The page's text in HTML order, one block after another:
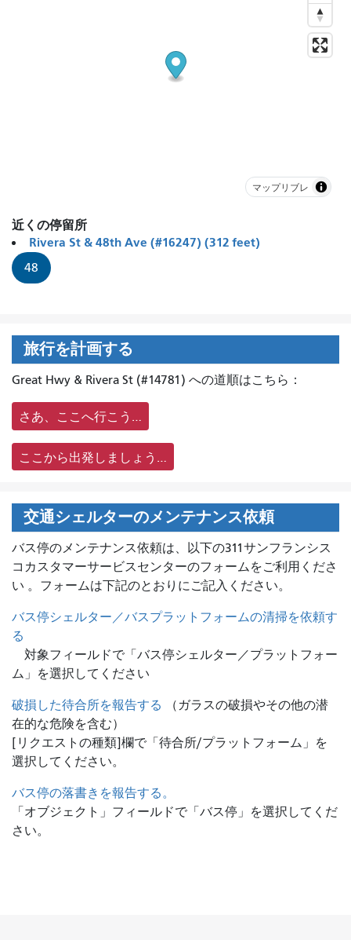
マップリブレ
近くの停留所
Rivera St & 48th Ave (#16247) (312 feet)
48
旅行を計画する
Great Hwy & Rivera St (#14781) への道順はこちら：
さあ、ここへ行こう…
ここから出発しましょう…
交通シェルターのメンテナンス依頼
バス停のメンテナンス依頼は、 以下の311サンフランシス
コカスタマーサービスセンターのフォームをご利用くださ
い 。フォームは下記のとおりにご記入ください。
バス停シェルター／バスプラットフォームの清掃を依頼す
る
対象フィールドで「バス停シェルター／プラットフォー
ム」を選択してください
破損した待合所を報告する
（ガラスの破損やその他の潜
在的な危険を含む）
[リクエストの種類]欄で「待合所/プラットフォーム」を
選択してください。
バス停の落書きを報告する。
「オブジェクト」フィールドで「バス停」を選択してくだ
さい。